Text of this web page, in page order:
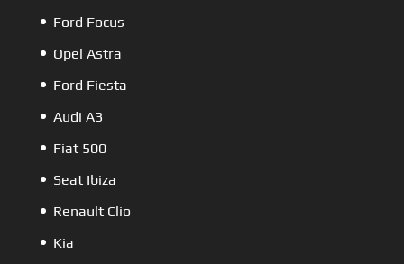
Ford Focus
Opel Astra
Ford Fiesta
Audi A3
Fiat 500
Seat Ibiza
Renault Clio
Kia